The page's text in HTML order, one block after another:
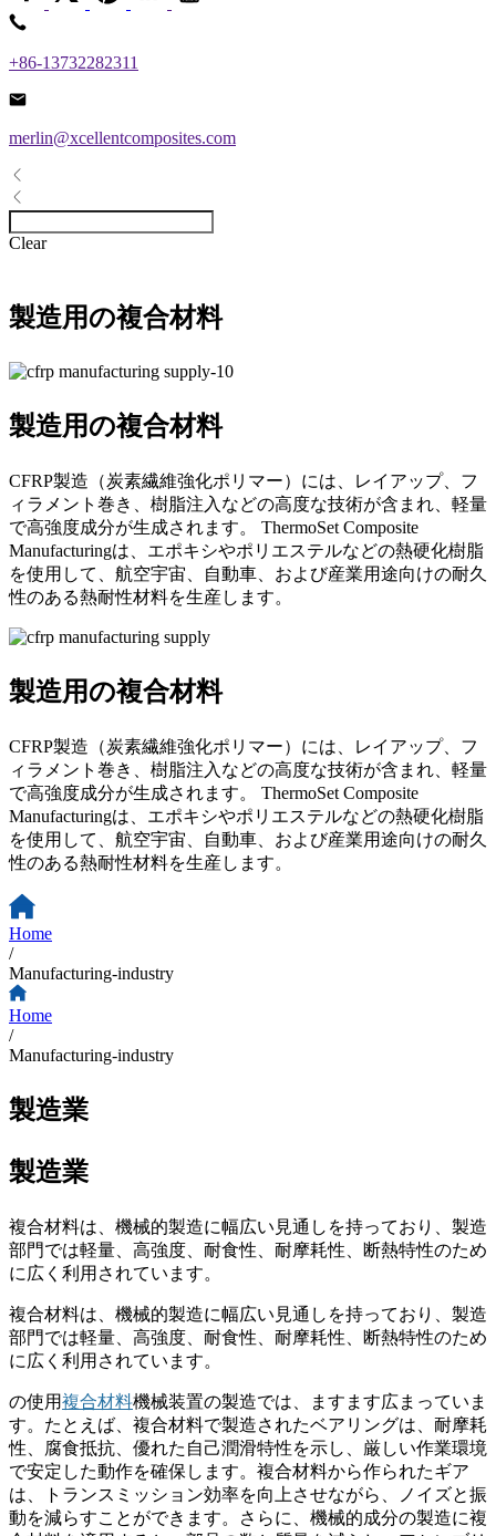
+86-13732282311
merlin@xcellentcomposites.com
Clear
製造用の複合材料
製造用の複合材料
CFRP製造（炭素繊維強化ポリマー）には、レイアップ、フ
ィラメント巻き、樹脂注入などの高度な技術が含まれ、軽​​量
で高強度成分が生成されます。 ThermoSet Composite
Manufacturingは、エポキシやポリエステルなどの熱硬化樹脂
を使用して、航空宇宙、自動車、および産業用途向けの耐久
性のある熱耐性材料を生産します。
製造用の複合材料
CFRP製造（炭素繊維強化ポリマー）には、レイアップ、フ
ィラメント巻き、樹脂注入などの高度な技術が含まれ、軽​​量
で高強度成分が生成されます。 ThermoSet Composite
Manufacturingは、エポキシやポリエステルなどの熱硬化樹脂
を使用して、航空宇宙、自動車、および産業用途向けの耐久
性のある熱耐性材料を生産します。
Home
/
Manufacturing-industry
Home
/
Manufacturing-industry
製造業
製造業
複合材料は、機械的製造に幅広い見通しを持っており、製造
部門では軽量、高強度、耐食性、耐摩耗性、断熱特性のため
に広く利用されています。
複合材料は、機械的製造に幅広い見通しを持っており、製造
部門では軽量、高強度、耐食性、耐摩耗性、断熱特性のため
に広く利用されています。
の使用複合材料機械装置の製造では、ますます広まっていま
す。たとえば、複合材料で製造されたベアリングは、耐摩耗
性、腐食抵抗、優れた自己潤滑特性を示し、厳しい作業環境
で安定した動作を確保します。複合材料から作られたギア
は、トランスミッション効率を向上させながら、ノイズと振
動を減らすことができます。さらに、機械的成分の製造に複